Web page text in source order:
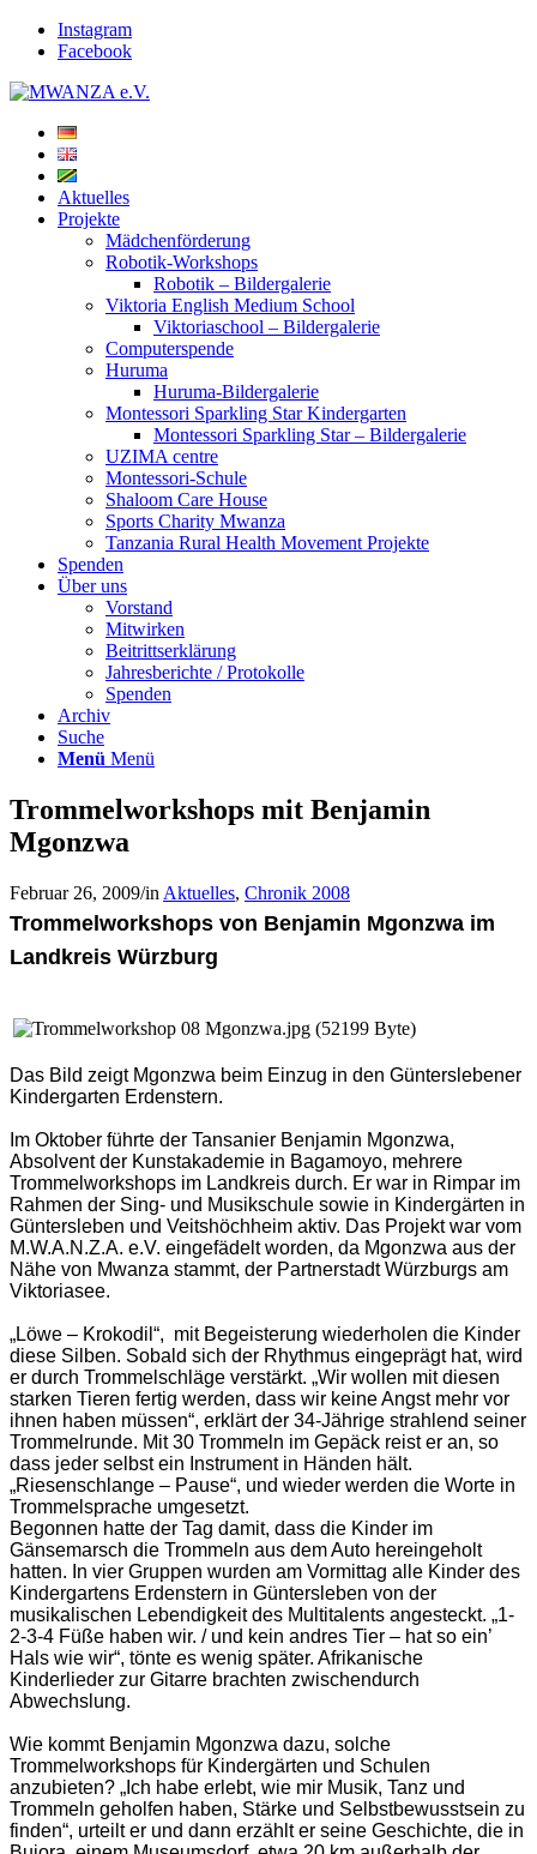
Instagram
Facebook
Aktuelles
Projekte
Mädchenförderung
Robotik-Workshops
Robotik – Bildergalerie
Viktoria English Medium School
Viktoriaschool – Bildergalerie
Computerspende
Huruma
Huruma-Bildergalerie
Montessori Sparkling Star Kindergarten
Montessori Sparkling Star – Bildergalerie
UZIMA centre
Montessori-Schule
Shaloom Care House
Sports Charity Mwanza
Tanzania Rural Health Movement Projekte
Spenden
Über uns
Vorstand
Mitwirken
Beitrittserklärung
Jahresberichte / Protokolle
Spenden
Archiv
Suche
Menü Menü
Trommelworkshops mit Benjamin
Mgonzwa
Februar 26, 2009/in Aktuelles, Chronik 2008
Trommelworkshops von Benjamin Mgonzwa im
Landkreis Würzburg
Das Bild zeigt Mgonzwa beim Einzug in den Günterslebener
Kindergarten Erdenstern.
Im Oktober führte der Tansanier Benjamin Mgonzwa,
Absolvent der Kunstakademie in Bagamoyo, mehrere
Trommelworkshops im Landkreis durch. Er war in Rimpar im
Rahmen der Sing- und Musikschule sowie in Kindergärten in
Güntersleben und Veitshöchheim aktiv. Das Projekt war vom
M.W.A.N.Z.A. e.V. eingefädelt worden, da Mgonzwa aus der
Nähe von Mwanza stammt, der Partnerstadt Würzburgs am
Viktoriasee.
„Löwe – Krokodil“, mit Begeisterung wiederholen die Kinder
diese Silben. Sobald sich der Rhythmus eingeprägt hat, wird
er durch Trommelschläge verstärkt. „Wir wollen mit diesen
starken Tieren fertig werden, dass wir keine Angst mehr vor
ihnen haben müssen“, erklärt der 34-Jährige strahlend seiner
Trommelrunde. Mit 30 Trommeln im Gepäck reist er an, so
dass jeder selbst ein Instrument in Händen hält.
„Riesenschlange – Pause“, und wieder werden die Worte in
Trommelsprache umgesetzt.
Begonnen hatte der Tag damit, dass die Kinder im
Gänsemarsch die Trommeln aus dem Auto hereingeholt
hatten. In vier Gruppen wurden am Vormittag alle Kinder des
Kindergartens Erdenstern in Güntersleben von der
musikalischen Lebendigkeit des Multitalents angesteckt. „1-
2-3-4 Füße haben wir. / und kein andres Tier – hat so ein’
Hals wie wir“, tönte es wenig später. Afrikanische
Kinderlieder zur Gitarre brachten zwischendurch
Abwechslung.
Wie kommt Benjamin Mgonzwa dazu, solche
Trommelworkshops für Kindergärten und Schulen
anzubieten? „Ich habe erlebt, wie mir Musik, Tanz und
Trommeln geholfen haben, Stärke und Selbstbewusstsein zu
finden“, urteilt er und dann erzählt er seine Geschichte, die in